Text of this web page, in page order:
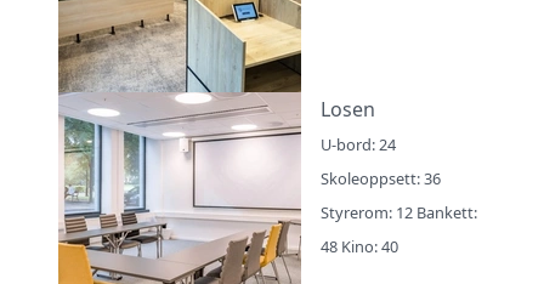
Losen
U-bord: 24
Skoleoppsett: 36
Styrerom: 12 Bankett:
48 Kino: 40